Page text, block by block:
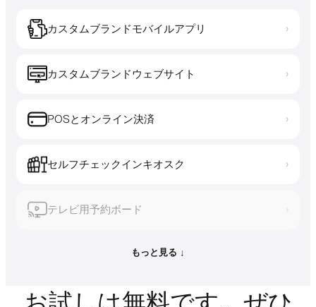
カスタムブランドモバイルアプリ ›
カスタムブランドウェブサイト ›
POSとオンライン決済 ›
セルフチェックインキオスク ›
テレビ用予約ボード ›
もっと見る ↓